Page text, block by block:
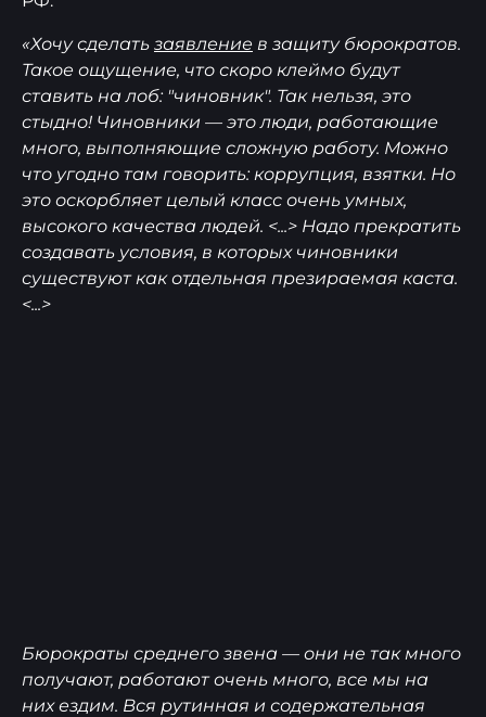
«Хочу сделать заявление в защиту бюрократов.
Такое ощущение, что скоро клеймо будут
ставить на лоб: "чиновник". Так нельзя, это
стыдно! Чиновники — это люди, работающие
много, выполняющие сложную работу. Можно
что угодно там говорить: коррупция, взятки. Но
это оскорбляет целый класс очень умных,
высокого качества людей. <...> Надо прекратить
создавать условия, в которых чиновники
существуют как отдельная презираемая каста.
<...>
Бюрократы среднего звена — они не так много
получают, работают очень много, все мы на
них ездим. Вся рутинная и содержательная